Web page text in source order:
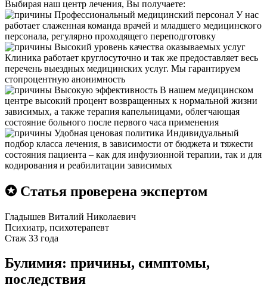
Выбирая наш центр лечения, Вы получаете:
Профессиональный медицинский персонал У нас
работает слаженная команда врачей и младшего медицинского
персонала, регулярно проходящего переподготовку
Высокий уровень качества оказываемых услуг
Клиника работает круглосуточно и так же предоставляет весь
перечень выездных медицинских услуг. Мы гарантируем
стопроцентную анонимность
Высокую эффективность В нашем медицинском
центре высокий процент возвращенных к нормальной жизни
зависимых, а также терапия капельницами, облегчающая
состояние больного после первого часа применения
Удобная ценовая политика Индивидуальный
подбор класса лечения, в зависимости от бюджета и тяжести
состояния пациента – как для инфузионной терапии, так и для
кодирования и реабилитации зависимых
✪ Статья проверена экспертом
Гладышев Виталий Николаевич
Психиатр, психотерапевт
Стаж 33 года
Булимия: причины, симптомы,
последствия